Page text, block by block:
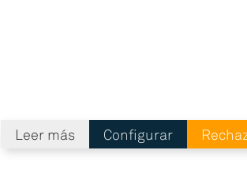
Leer más Configurar